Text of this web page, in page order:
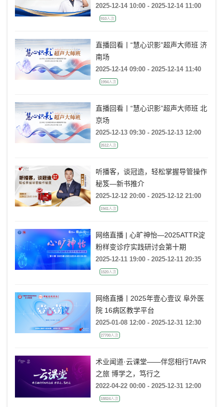
2025-12-14 10:00 - 2025-12-14 11:00
910人次
直播回看丨“慧心识影”超声大师班 济
南场
2025-12-14 09:00 - 2025-12-14 11:40
1994人次
直播回看丨“慧心识影”超声大师班 北
京场
2025-12-13 09:30 - 2025-12-13 12:00
2612人次
听播客，谈冠造，轻松掌握导管操作
秘笈—新书推介
2025-12-12 20:00 - 2025-12-12 21:00
1941人次
网络直播 | 心旷神怡—2025ATTR淀
粉样变诊疗实践研讨会第十期
2025-12-11 19:00 - 2025-12-11 20:35
1520人次
网络直播丨2025年壹心壹议 阜外医
院 16病区教学平台
2025-01-08 12:00 - 2025-12-31 12:30
27700人次
术业闻道·云课堂——伴您相行TAVR
之旅 博学之，笃行之
2022-04-22 00:00 - 2025-12-31 12:00
18824人次